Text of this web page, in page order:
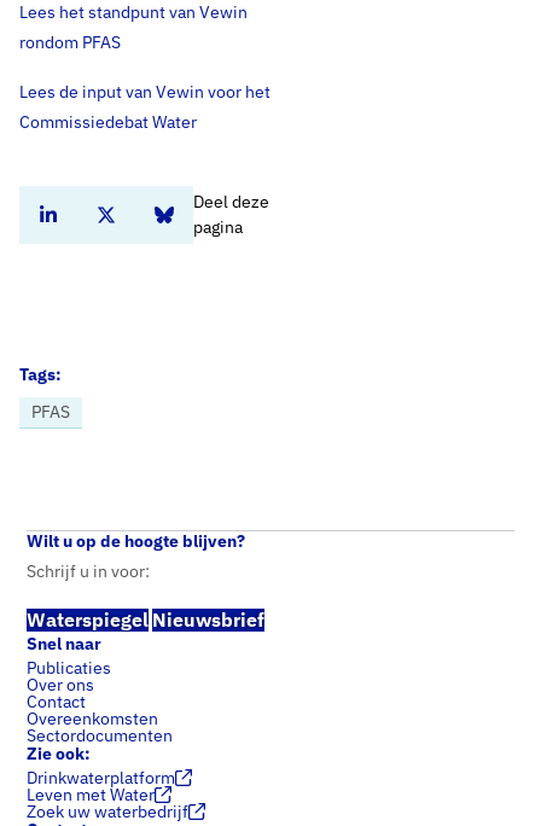
Home Nieuws
Lees het standpunt van Vewin
rondom PFAS
Lees de input van Vewin voor het
Commissiedebat Water
Deel deze
pagina
Deel dit artikel op Linkedin
Deel dit artikel op Twitter
Deel dit artikel op Bluesky
Tags:
PFAS
Wilt u op de hoogte blijven?
Schrijf u in voor:
Waterspiegel Nieuwsbrief
Snel naar
Publicaties
Over ons
Contact
Overeenkomsten
Sectordocumenten
Zie ook:
Drinkwaterplatform
Leven met Water
Zoek uw waterbedrijf